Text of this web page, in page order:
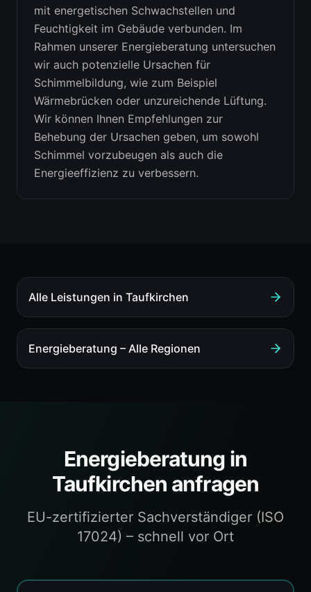
mit energetischen Schwachstellen und
Feuchtigkeit im Gebäude verbunden. Im
Rahmen unserer Energieberatung untersuchen
wir auch potenzielle Ursachen für
Schimmelbildung, wie zum Beispiel
Wärmebrücken oder unzureichende Lüftung.
Wir können Ihnen Empfehlungen zur
Behebung der Ursachen geben, um sowohl
Schimmel vorzubeugen als auch die
Energieeffizienz zu verbessern.
Alle Leistungen in Taufkirchen
Energieberatung – Alle Regionen
Energieberatung in
Taufkirchen anfragen
EU-zertifizierter Sachverständiger (ISO
17024) – schnell vor Ort